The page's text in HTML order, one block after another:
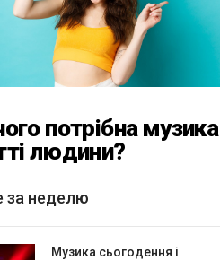
потрібна музика
людини?
за неделю
Музика сьогодення і